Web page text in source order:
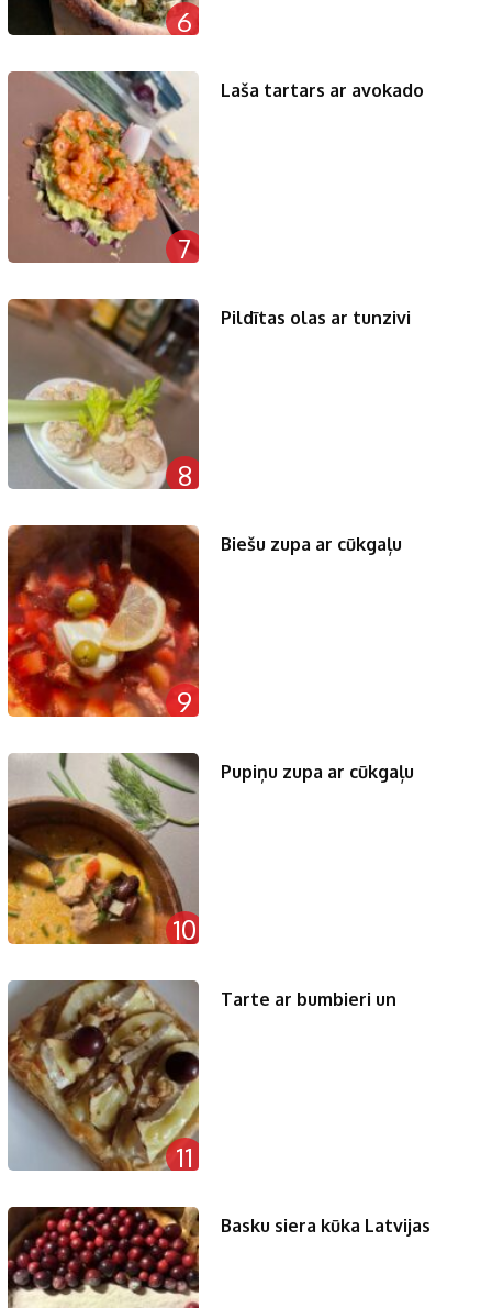
6
7
Laša tartars ar avokado
8
Pildītas olas ar tunzivi
9
Biešu zupa ar cūkgaļu
10
Pupiņu zupa ar cūkgaļu
11
Tarte ar bumbieri un
Basku siera kūka Latvijas